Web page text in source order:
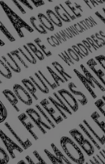
Antônio – Barra